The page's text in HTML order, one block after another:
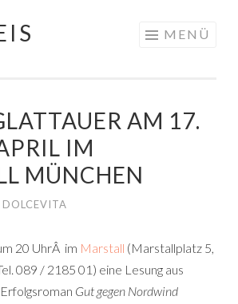
MENÜ
AM 17.
IM
MÜNCHEN
DOLCEVITA
20 UhrÂ im Marstall (Marstallplatz 5,
089 / 2185 01) eine Lesung aus
Gut gegen Nordwind